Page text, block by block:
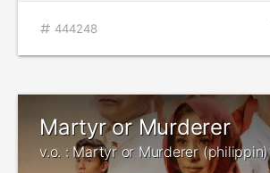
444248
Martyr or Murderer
v.o. : Martyr or Murderer (philippin)